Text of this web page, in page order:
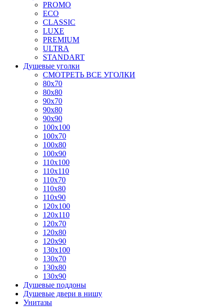
PROMO
ECO
CLASSIC
LUXE
PREMIUM
ULTRA
STANDART
Душевые уголки
СМОТРЕТЬ ВСЕ УГОЛКИ
80x70
80x80
90x70
90x80
90x90
100x100
100x70
100x80
100x90
110x100
110x110
110x70
110x80
110x90
120x100
120x110
120x70
120x80
120x90
130x100
130x70
130x80
130x90
Душевые поддоны
Душевые двери в нишу
Унитазы